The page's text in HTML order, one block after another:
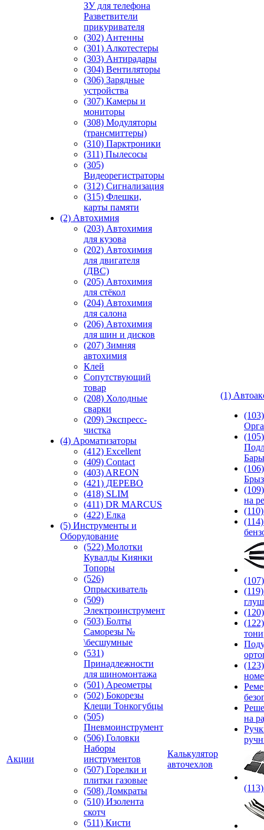
Акции
ЗУ для телефона
Разветвители
прикуривателя
(302) Антенны
(301) Алкотестеры
(303) Антирадары
(304) Вентиляторы
(306) Зарядные
устройства
(307) Камеры и
мониторы
(308) Модуляторы
(трансмиттеры)
(310) Парктроники
(311) Пылесосы
(305)
Видеорегистраторы
(312) Сигнализация
(315) Флешки,
карты памяти
(2) Автохимия
(203) Автохимия
для кузова
(202) Автохимия
для двигателя
(ДВС)
(205) Автохимия
для стёкол
(204) Автохимия
для салона
(206) Автохимия
для шин и дисков
(207) Зимняя
автохимия
Клей
Сопутствующий
товар
(208) Холодные
сварки
(209) Экспреcс-
чистка
(4) Ароматизаторы
(412) Excellent
(409) Contact
(403) AREON
(421) ДЕРЕВО
(418) SLIM
(411) DR MARCUS
(422) Елка
(5) Инструменты и
Оборудование
(522) Молотки
Кувалды Киянки
Топоры
(526)
Опрыскиватель
(509)
Электроинструмент
(503) Болты
Саморезы №
\бесшумные
(531)
Принадлежности
для шиномонтажа
(501) Ареометры
(502) Бокорезы
Клещи Тонкогубцы
(505)
Пневмоинструмент
(506) Головки
Наборы
инструментов
(507) Горелки и
плитки газовые
(508) Домкраты
(510) Изолента
скотч
(511) Кисти
Калькулятор
авточехлов
(1)
(105)
Бары
(106)
на
на